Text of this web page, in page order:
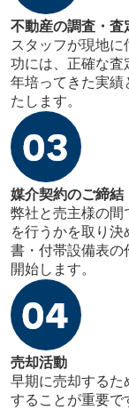
不動産の調査・査
スタッフが現地
功には、正確な査
年培ってきた実績
たします。
媒介契約のご締結
弊社と売主様の間
を行うかを取り
書・付帯設備表の
開始します。
売却活動
早期に売却するた
することが重要で